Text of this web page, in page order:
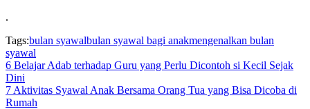
.
Tags:bulan syawalbulan syawal bagi anakmengenalkan bulan
syawal
6 Belajar Adab terhadap Guru yang Perlu Dicontoh si Kecil Sejak
Dini
7 Aktivitas Syawal Anak Bersama Orang Tua yang Bisa Dicoba di
Rumah